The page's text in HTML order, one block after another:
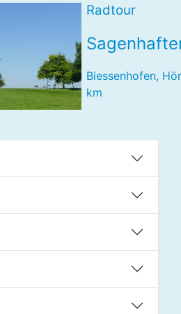
Radtour
Biessenhofen,
km